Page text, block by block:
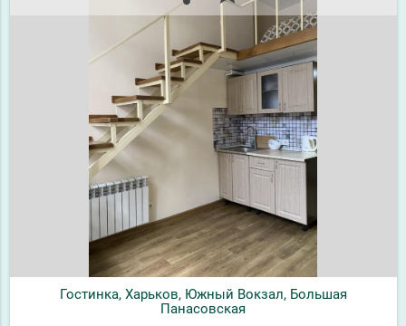
Гостинка, Харьков, Южный Вокзал, Большая
Панасовская